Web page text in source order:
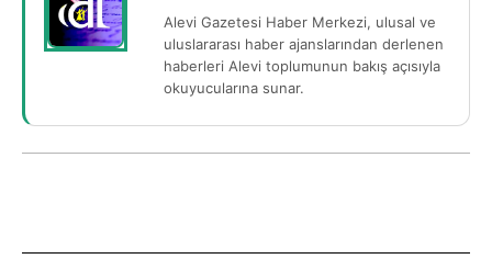
Alevi Gazetesi Haber Merkezi, ulusal ve
uluslararası haber ajanslarından derlenen
haberleri Alevi toplumunun bakış açısıyla
okuyucularına sunar.